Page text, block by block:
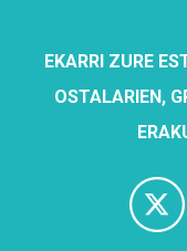
EKARRI ZURE
OSTALARIEN,